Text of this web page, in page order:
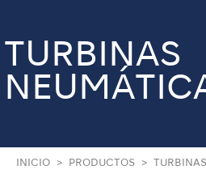
TURBINAS
INICIO PRODUCTOS